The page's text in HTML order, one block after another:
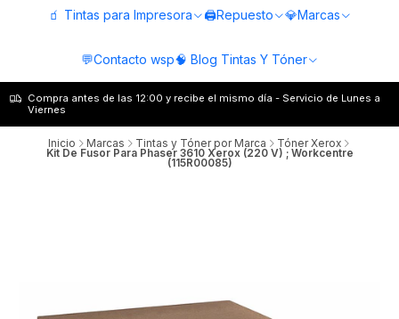
🧃 Tintas para Impresora 🖨️Repuesto 💎Marcas
💬Contacto wsp🧠 Blog Tintas Y Tóner
Compra antes de las 12:00 y recibe el mismo día - Servicio de Lunes a
Viernes
Inicio Marcas Tintas y Tóner por Marca Tóner Xerox
Kit De Fusor Para Phaser 3610 Xerox (220 V) ; Workcentre
(115R00085)